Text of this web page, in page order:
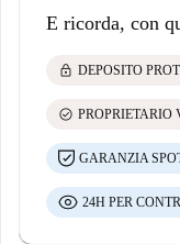
E ricorda, con
lock DEPOSITO
check_circle PROPRIETARIO
GARANZIA
24H PER